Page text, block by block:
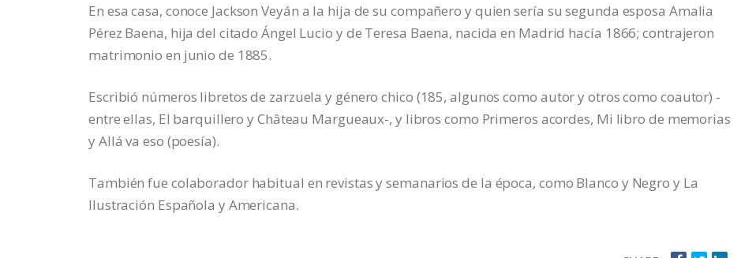
En esa casa, conoce Jackson Veyán a la hija de su compañero y quien sería su segunda esposa Amalia
Pérez Baena, hija del citado Ángel Lucio y de Teresa Baena, nacida en Madrid hacía 1866; contrajeron
matrimonio en junio de 1885.
Escribió números libretos de zarzuela y género chico (185, algunos como autor y otros como coautor) -
entre ellas, El barquillero y Château Margueaux-, y libros como Primeros acordes, Mi libro de memorias
y Allá va eso (poesía).
También fue colaborador habitual en revistas y semanarios de la época, como Blanco y Negro y La
Ilustración Española y Americana.